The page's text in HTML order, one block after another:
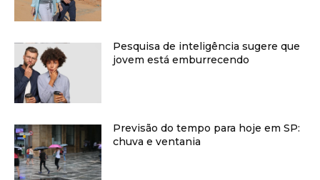
Pesquisa de inteligência sugere que
jovem está emburrecendo
Previsão do tempo para hoje em SP:
chuva e ventania